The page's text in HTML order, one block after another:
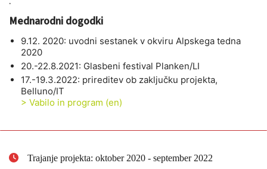
Mednarodni dogodki
9.12. 2020: uvodni sestanek v okviru Alpskega tedna
2020
20.-22.8.2021: Glasbeni festival Planken/LI
17.-19.3.2022: prireditev ob zaključku projekta,
Belluno/IT
> Vabilo in program (en)
Trajanje projekta: oktober 2020 - september 2022